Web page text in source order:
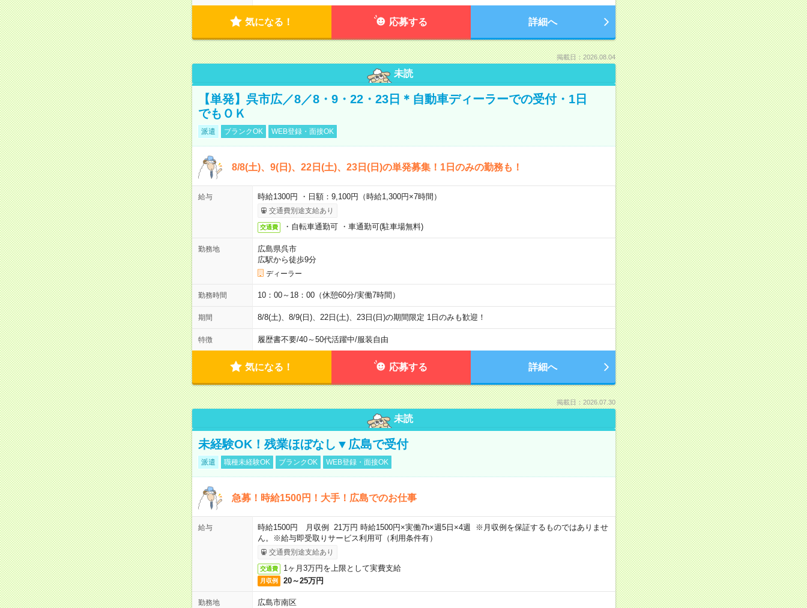
気になる！ 応募する 詳細へ
掲載日：2026.08.04
未読
【単発】呉市広／8／8・9・22・23日＊自動車ディーラーでの受付・1日
でもＯＫ
派遣 ブランクOK WEB登録・面接OK
8/8(土)、9(日)、22日(土)、23日(日)の単発募集！1日のみの勤務も！
給与 時給1300円 ・日額：9,100円（時給1,300円×7時間）
交通費別途支給あり
交通費 ・自転車通勤可 ・車通勤可(駐車場無料)
勤務地
広島県呉市
広駅から徒歩9分
ディーラー
勤務時間 10：00～18：00（休憩60分/実働7時間）
期間 8/8(土)、8/9(日)、22日(土)、23日(日)の期間限定 1日のみも歓迎！
特徴 履歴書不要/40～50代活躍中/服装自由
気になる！ 応募する 詳細へ
掲載日：2026.07.30
未読
未経験OK！残業ほぼなし▼広島で受付
派遣 職種未経験OK ブランクOK WEB登録・面接OK
急募！時給1500円！大手！広島でのお仕事
給与
時給1500円 月収例 21万円 時給1500円×実働7h×週5日×4週 ※月収例を保証するものではありませ
ん。※給与即受取りサービス利用可（利用条件有）
交通費別途支給あり
交通費 1ヶ月3万円を上限として実費支給
月収例 20～25万円
勤務地
広島市南区